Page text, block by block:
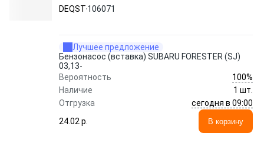
DEQST 106071
Лучшее предложение
Бензонасос (вставка) SUBARU FORESTER (SJ)
03,13-
Вероятность
100%
Наличие
1 шт.
Отгрузка
сегодня в 09:00
24.02 p.
В корзину